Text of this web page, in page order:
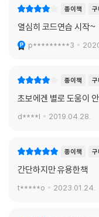
종이책 구
열심히 코드연습 시작~
p*********3
종이책 구
초보에겐 별로 도움이
d****l 2019.04.28.
종이책 구
간단하지만 유용한책
t*****o 2023.01.24.